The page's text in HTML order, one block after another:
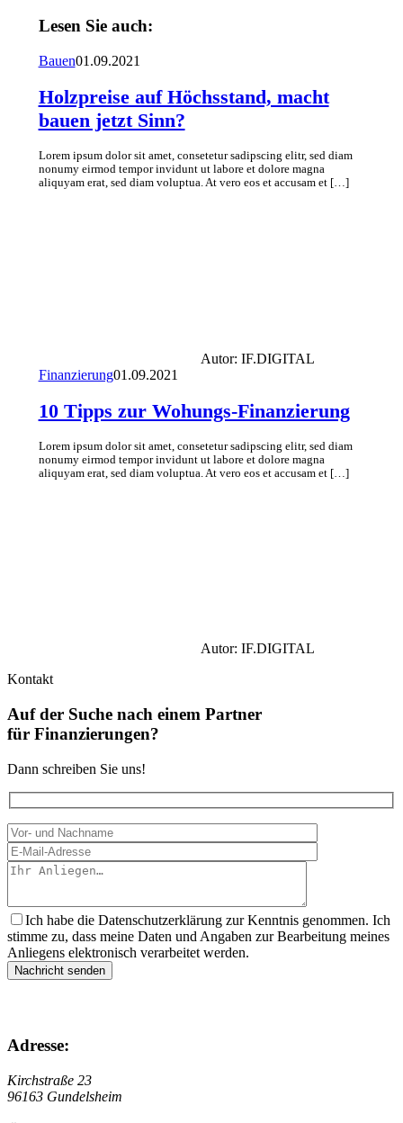
Lesen Sie auch:
Bauen01.09.2021
Holzpreise auf Höchsstand, macht
bauen jetzt Sinn?
Lorem ipsum dolor sit amet, consetetur sadipscing elitr, sed diam
nonumy eirmod tempor invidunt ut labore et dolore magna
aliquyam erat, sed diam voluptua. At vero eos et accusam et […]
Autor: IF.DIGITAL
Finanzierung01.09.2021
10 Tipps zur Wohungs-Finanzierung
Lorem ipsum dolor sit amet, consetetur sadipscing elitr, sed diam
nonumy eirmod tempor invidunt ut labore et dolore magna
aliquyam erat, sed diam voluptua. At vero eos et accusam et […]
Autor: IF.DIGITAL
Kontakt
Auf der Suche nach einem Partner
für Finanzierungen?
Dann schreiben Sie uns!
Ich habe die Datenschutzerklärung zur Kenntnis genommen. Ich
stimme zu, dass meine Daten und Angaben zur Bearbeitung meines
Anliegens elektronisch verarbeitet werden.
Adresse:
Kirchstraße 23
96163 Gundelsheim